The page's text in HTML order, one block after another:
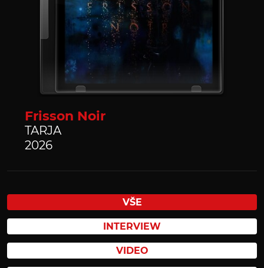
Frisson Noir
TARJA
2026
VŠE
INTERVIEW
VIDEO